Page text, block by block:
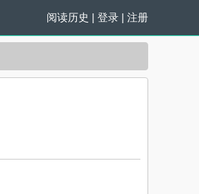
阅读历史 | 登录 | 注册